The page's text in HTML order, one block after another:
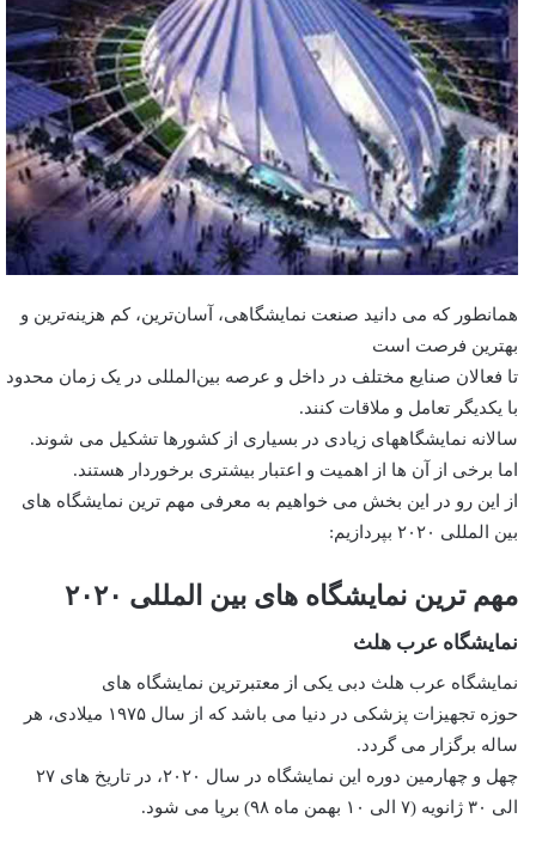
همانطور که می دانید صنعت نمایشگاهی، آسان‌ترین، کم هزینه‌ترین و
بهترین فرصت است
تا فعالان صنایع مختلف در داخل و عرصه بین‌المللی در یک زمان محدود
با یکدیگر تعامل و ملاقات کنند.
سالانه نمایشگاههای زیادی در بسیاری از کشورها تشکیل می شوند.
اما برخی از آن ها از اهمیت و اعتبار بیشتری برخوردار هستند.
از این رو در این بخش می خواهیم به معرفی مهم ترین نمایشگاه های
بین المللی ۲۰۲۰ بپردازیم:
مهم ترین نمایشگاه های بین المللی ۲۰۲۰
نمایشگاه عرب هلث
نمایشگاه عرب هلث دبی یکی از معتبرترین نمایشگاه های
حوزه تجهیزات پزشکی در دنیا می باشد
که از سال ۱۹۷۵ میلادی، هر
ساله برگزار می گردد.
چهل و چهارمین دوره این نمایشگاه در سال ۲۰۲۰، در تاریخ های ۲۷
الی ۳۰ ژانویه (۷ الی ۱۰ بهمن ماه ۹۸) برپا می شود.